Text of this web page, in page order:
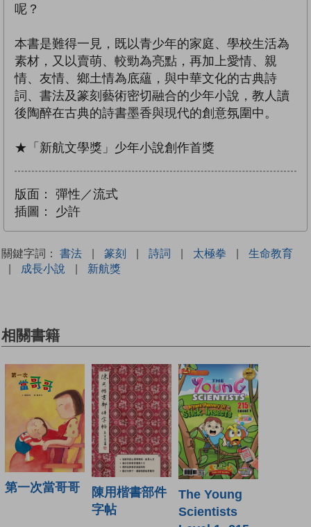
呢？
本書是難得一見，既以青少年的家庭、學校生活為
素材，又以賣萌、較勁為亮點，再加上愛情、親
情、友情、鄉土情為底蘊，與中華文化的古典詩
詞、書法及篆刻藝術密切融合的少年小說，教人讀
後陶醉在古典的詩書墨香與現代的創意氛圍中。
★「新航文學獎」少年小說創作首獎
版面：
彈性／流式
插圖：
少許
關鍵字詞： 書法 | 篆刻 | 詩詞 | 太極拳 |
生命教育
|
成長小說 | 新航獎
相關書籍
第一次當哥哥
陳用楷書部件
字帖
The Young
Scientists